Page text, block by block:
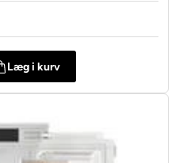
Læg i kurv